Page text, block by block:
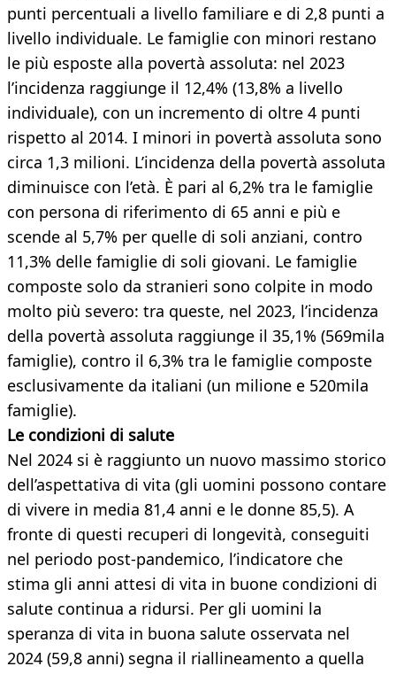
punti percentuali a livello familiare e di 2,8 punti a
livello individuale. Le famiglie con minori restano
le più esposte alla povertà assoluta: nel 2023
l’incidenza raggiunge il 12,4% (13,8% a livello
individuale), con un incremento di oltre 4 punti
rispetto al 2014. I minori in povertà assoluta sono
circa 1,3 milioni. L’incidenza della povertà assoluta
diminuisce con l’età. È pari al 6,2% tra le famiglie
con persona di riferimento di 65 anni e più e
scende al 5,7% per quelle di soli anziani, contro
11,3% delle famiglie di soli giovani. Le famiglie
composte solo da stranieri sono colpite in modo
molto più severo: tra queste, nel 2023, l’incidenza
della povertà assoluta raggiunge il 35,1% (569mila
famiglie), contro il 6,3% tra le famiglie composte
esclusivamente da italiani (un milione e 520mila
famiglie).
Le condizioni di salute
Nel 2024 si è raggiunto un nuovo massimo storico
dell’aspettativa di vita (gli uomini possono contare
di vivere in media 81,4 anni e le donne 85,5). A
fronte di questi recuperi di longevità, conseguiti
nel periodo post-pandemico, l’indicatore che
stima gli anni attesi di vita in buone condizioni di
salute continua a ridursi. Per gli uomini la
speranza di vita in buona salute osservata nel
2024 (59,8 anni) segna il riallineamento a quella